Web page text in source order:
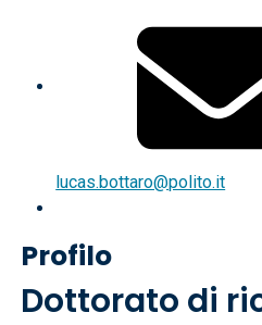
lucas.bottaro@polito.it
Profilo
Dottorato di